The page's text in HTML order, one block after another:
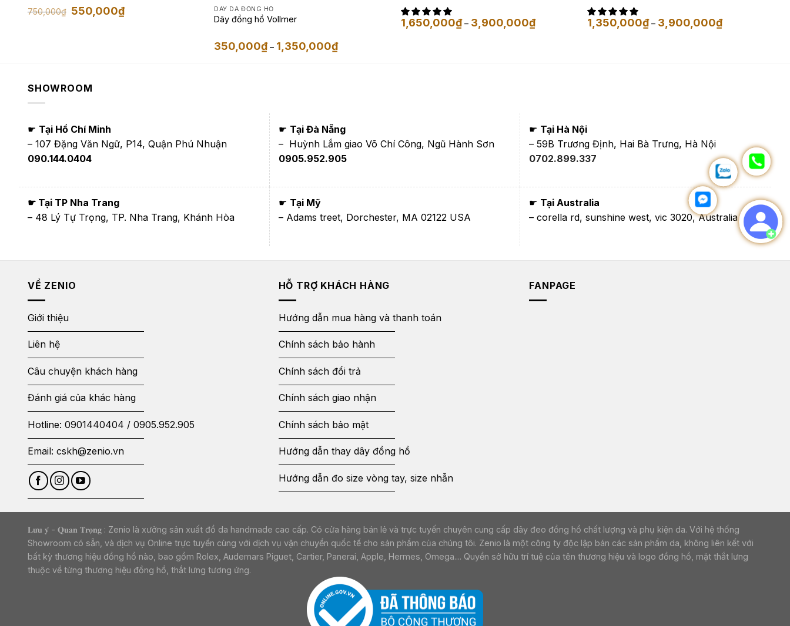
750,000₫ Giá
gốc
550,000₫Giá
hiện
DÂY DA ĐỒNG HỒ
Dây đồng hồ Vollmer
350,000₫ – 1,350,000₫Khoảng
giá:
1,650,000₫ – 3,900,000₫Khoảng
giá:
1,350,000₫ – 3,900,000₫Khoảng
giá:
SHOWROOM
☛ Tại Hồ Chí Minh
– 107 Đặng Văn Ngữ, P14, Quận Phú Nhuận
090.144.0404
☛ Tại Đà Nẵng
– Huỳnh Lắm giao Võ Chí Công, Ngũ Hành Sơn
0905.952.905
☛ Tại Hà Nội
– 59B Trương Định, Hai Bà Trưng, Hà Nội
0702.899.337
☛ Tại TP Nha Trang
– 48 Lý Tự Trọng, TP. Nha Trang, Khánh Hòa
☛ Tại Mỹ
– Adams treet, Dorchester, MA 02122 USA
☛ Tại Australia
– corella rd, sunshine west, vic 3020, Australia
VỀ ZENIO
Giới thiệu
Liên hệ
Câu chuyện khách hàng
Đánh giá của khác hàng
Hotline: 0901440404 / 0905.952.905
Email: cskh@zenio.vn
HỖ TRỢ KHÁCH HÀNG
Hướng dẫn mua hàng và thanh toán
Chính sách bảo hành
Chính sách đổi trả
Chính sách giao nhận
Chính sách bảo mật
Hướng dẫn thay dây đồng hồ
Hướng dẫn đo size vòng tay, size nhẫn
FANPAGE
𝐋𝐮̛𝐮 𝐲́ - 𝐐𝐮𝐚𝐧 𝐓𝐫𝐨̣𝐧𝐠 : Zenio là xưởng sản xuất đồ da handmade cao cấp. Có cửa hàng bán lẻ và trực tuyến chuyên cung cấp dây đeo đồng hồ chất lượng và phụ kiện da. Với hệ thống
Showroom có sẵn, và dịch vụ Online trực tuyến cùng với dịch vụ vận chuyển quốc tế cho sản phẩm của chúng tôi. Zenio là một công ty độc lập bán các sản phẩm da, không liên kết với
bất kỳ thương hiệu đồng hồ nào, bao gồm Rolex, Audemars Piguet, Cartier, Panerai, Apple, Hermes, Omega.... Quyền sở hữu trí tuệ của tên thương hiệu và logo đồng hồ, mặt thắt lưng
thuộc về từng thương hiệu đồng hồ, thắt lưng tương ứng.